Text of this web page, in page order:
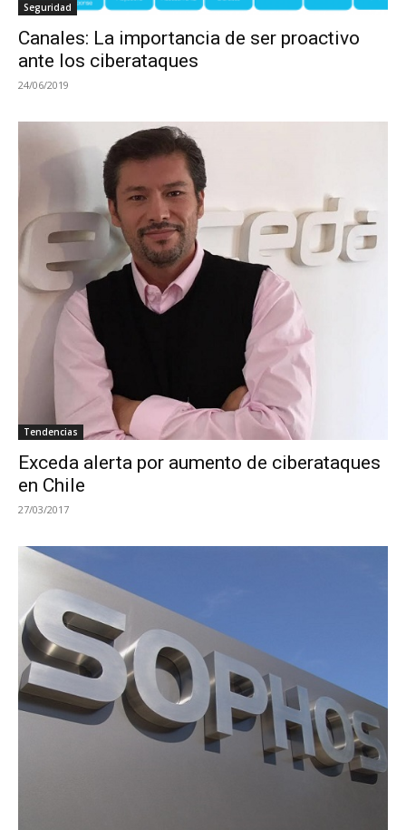
Seguridad
Canales: La importancia de ser proactivo
ante los ciberataques
24/06/2019
Tendencias
Exceda alerta por aumento de ciberataques
en Chile
27/03/2017